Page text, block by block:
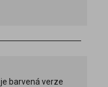
barvená verze